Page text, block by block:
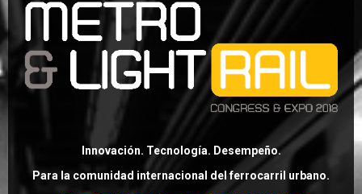
Innovación. Tecnología. Desempeño.
Para la comunidad internacional del ferrocarril urbano.